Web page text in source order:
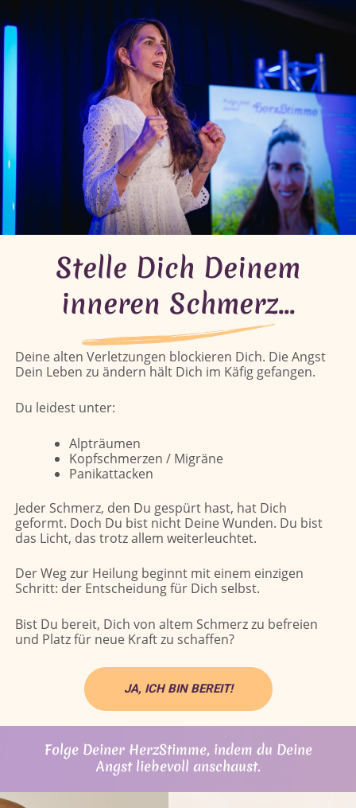
Stelle Dich Deinem
inneren Schmerz...​
Deine alten Verletzungen blockieren Dich. Die Angst
Dein Leben zu ändern hält Dich im Käfig gefangen.
Du leidest unter:
Alpträumen
Kopfschmerzen / Migräne
Panikattacken
Jeder Schmerz, den Du gespürt hast, hat Dich
geformt. Doch Du bist nicht Deine Wunden. Du bist
das Licht, das trotz allem weiterleuchtet.
Der Weg zur Heilung beginnt mit einem einzigen
Schritt: der Entscheidung für Dich selbst.
Bist Du bereit, Dich von altem Schmerz zu befreien
und Platz für neue Kraft zu schaffen?
JA, ICH BIN BEREIT!
Folge Deiner HerzStimme, indem du Deine
Angst liebevoll anschaust.